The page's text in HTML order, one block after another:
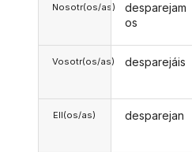
Nosotr(os/as)
Vosotr(os/as)
Ell(os/as)
desparejam
os
desparejáis
desparejan